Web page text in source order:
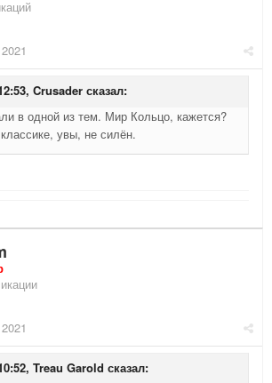
Crusader сказал:
в одной из тем. Мир Кольцо, кажется?
увы, не силён.
Treau Garold сказал: